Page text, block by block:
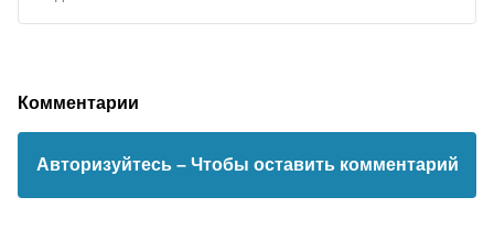
Комментарии
Авторизуйтесь – Чтобы оставить комментарий